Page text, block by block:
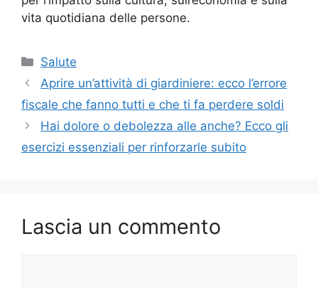
vita quotidiana delle persone.
Categorie
Salute
Aprire un’attività di giardiniere: ecco l’errore
fiscale che fanno tutti e che ti fa perdere soldi
Hai dolore o debolezza alle anche? Ecco gli
esercizi essenziali per rinforzarle subito
Lascia un commento